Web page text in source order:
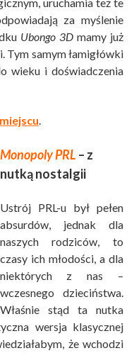
za myślenie
Ubongo 3Dmamy już
Tym samym łamigłówki
wieku i doświadczenia
Monopoly PRL – z
nutką nostalgii
Ustrój PRL-u był pełen
absurdów, jednak dla
naszych rodziców, to
czasy ich młodości, a dla
niektórych z nas –
wczesnego dzieciństwa.
Właśnie stąd ta nutka
wersja klasycznej
że wchodzi